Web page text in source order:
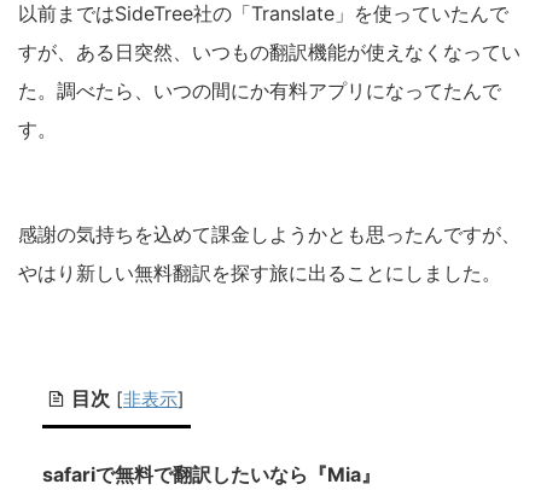
以前まではSideTree社の「Translate」を使っていたんで
すが、ある日突然、いつもの翻訳機能が使えなくなってい
た。調べたら、いつの間にか有料アプリになってたんで
す。
感謝の気持ちを込めて課金しようかとも思ったんですが、
やはり新しい無料翻訳を探す旅に出ることにしました。
目次 [非表示]
safariで無料で翻訳したいなら『Mia』